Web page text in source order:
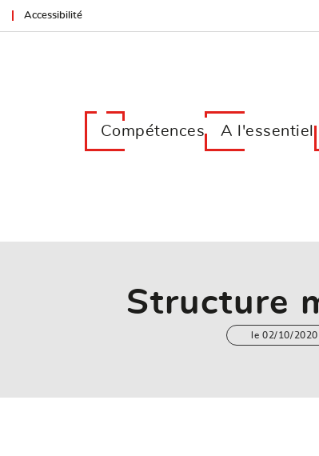
Accessibilité
Compétences A l'essentiel
Structure
le 02/10/